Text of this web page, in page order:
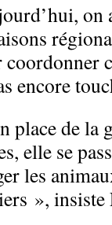
on
encore
place de la
elle se
les
»,